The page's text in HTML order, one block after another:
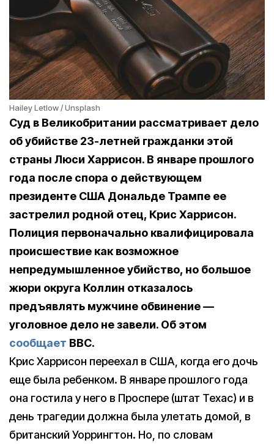
Hailey Letlow / Unsplash
Суд в Великобритании рассматривает дело
об убийстве 23-летней гражданки этой
страны Люси Харрисон. В январе прошлого
года после спора о действующем
президенте США Дональде Трампе ее
застрелил родной отец, Крис Харрисон.
Полиция первоначально квалифицировала
происшествие как возможное
непредумышленное убийство, но большое
жюри округа Коллин отказалось
предъявлять мужчине обвинение —
уголовное дело не завели. Об этом
сообщает BBC.
Крис Харрисон переехал в США, когда его дочь
еще была ребенком. В январе прошлого года
она гостила у него в Проспере (штат Техас) и в
день трагедии должна была улетать домой, в
британский Уоррингтон. Но, по словам